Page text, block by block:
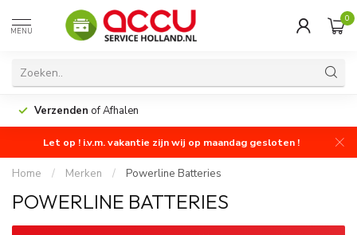
MENU
0
Verzenden of Afhalen
Let op ! i.v.m. vakantie zijn wij op maandag gesloten !
Home / Merken / Powerline Batteries
POWERLINE BATTERIES